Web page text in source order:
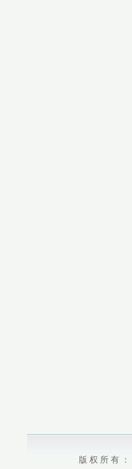
版 权 所 有